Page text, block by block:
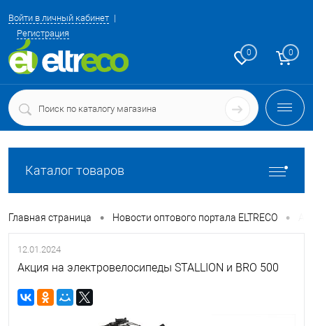
Войти в личный кабинет
Регистрация
0 0
Каталог товаров
Главная страница • Новости оптового портала ELTRECO •
12.01.2024
Акция на электровелосипеды STALLION и BRO 500